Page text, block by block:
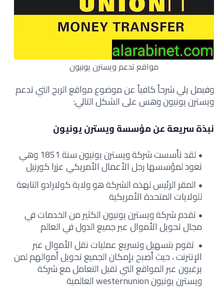
مواقع تدعم ويسترن يونيون
وفيمل يلي شرحاً كافياً عن موضوع مواقع الربح التي تدعم
ويسترن يونيون وهس على الشكل التالي:
نبذة سريعة عن مؤسسة ويسترن يونيون
لقد تأسست شركة ويسترن يونيون سنة 1851 وهي
تعود لمؤسسها رجل الأعمال الأمريكي عزرا كورنيل
المقر الرئيس لهذه الشركة هو ولاية كولارادو التابعة
للولايات المتحدة الأمريكية
تقدم شركة ويسترن يونيون الكثير من الخدمات في
مجال تحويل الأموال عبر جميع الدول في العالم
تقوم بتسهيل وتسريع عمليات نقل الأموال عبر
الإنترنت ، حيث أصبح بإمكان الجميع تحويل أموالهم لمن
يرغبون عبر المواقع التي تقبل التعامل مع شركة
ويسترن يونيون westernunion العالمية